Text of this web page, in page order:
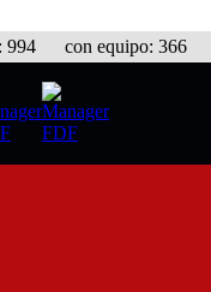
994 con equipo: 366